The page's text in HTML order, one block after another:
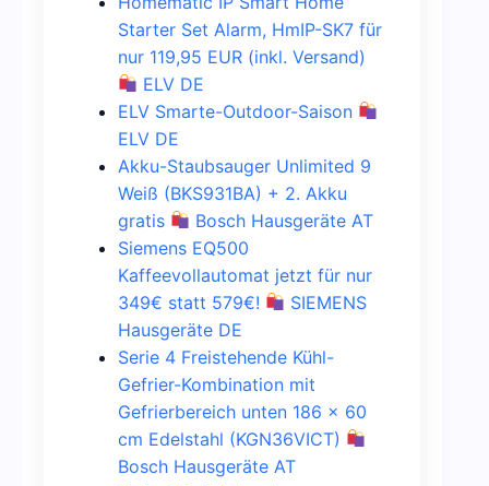
Starter Set Alarm, HmIP-SK7 für
nur 119,95 EUR (inkl. Versand)
ELV DE
ELV Smarte-Outdoor-Saison
ELV DE
Akku-Staubsauger Unlimited 9
Weiß (BKS931BA) + 2. Akku
gratis
Bosch Hausgeräte AT
Siemens EQ500
Kaffeevollautomat jetzt für nur
349€ statt 579€!
SIEMENS
Hausgeräte DE
Serie 4 Freistehende Kühl-
Gefrier-Kombination mit
Gefrierbereich unten 186 x 60
cm Edelstahl (KGN36VICT)
Bosch Hausgeräte AT